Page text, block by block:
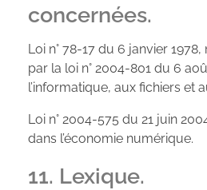
concernées.
Loi n° 78-17 du 6 janvier
par la loi n° 2004-801 du 6
l’informatique, aux fichiers et
Loi n° 2004-575 du 21 juin
dans l’économie numérique.
11. Lexique.